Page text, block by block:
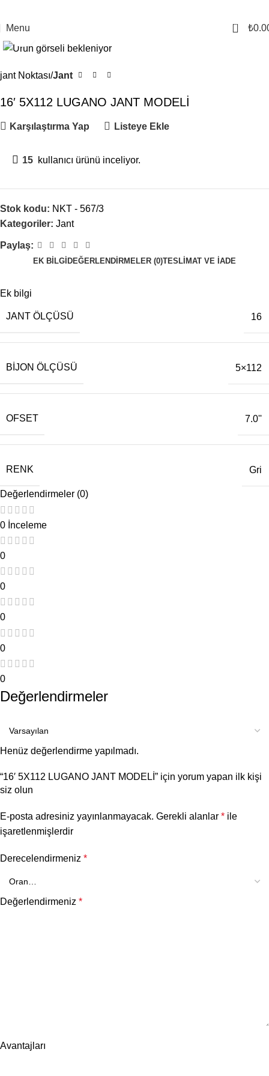
Menu 0 ₺
jant Noktası Jant
16′ 5X112 LUGANO JANT MODELİ
Karşılaştırma Yap Listeye Ekle
15 kullanıcı ürünü inceliyor.
Stok kodu: NKT - 567/3
Kategoriler: Jant
Paylaş:
EK BILGI DEĞERLENDIRMELER (0)TESLIMAT VE İADE
Ek bilgi
JANT ÖLÇÜSÜ 16
BIJON ÖLÇÜSÜ 5×112
OFSET 7.0''
RENK Gri
Değerlendirmeler (0)
0 İnceleme
0
0
0
0
0
Değerlendirmeler
Henüz değerlendirme yapılmadı.
“16′ 5X112 LUGANO JANT MODELİ” için yorum yapan ilk kişi
siz olun
E-posta adresiniz yayınlanmayacak. Gerekli alanlar * ile
işaretlenmişlerdir
Derecelendirmeniz *
Değerlendirmeniz *
Avantajları